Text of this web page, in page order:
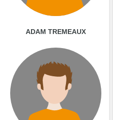
ADAM TREMEAUX